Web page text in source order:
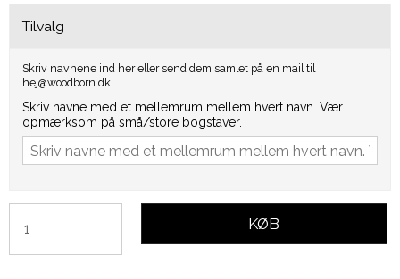
Tilvalg
Skriv navnene ind her eller send dem samlet på en mail til
hej@woodborn.dk
Skriv navne med et mellemrum mellem hvert navn. Vær
opmærksom på små/store bogstaver.
KØB